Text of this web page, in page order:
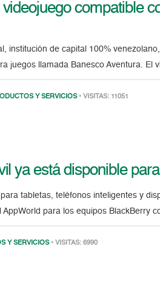
compatible
institución de capital 100%
juegos llamada Banesco Aventura. El
Y SERVICIOS • VISITAS: 11051
ya está disponible
tabletas, teléfonos inteligentes y
para los equipos BlackBerry
Y SERVICIOS • VISITAS: 6990